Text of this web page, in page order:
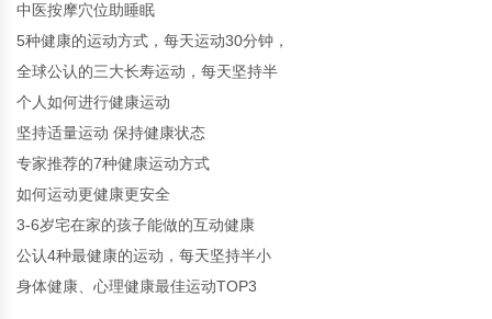
中医按摩穴位助睡眠
5种健康的运动方式，每天运动30分钟，
全球公认的三大长寿运动，每天坚持半
个人如何进行健康运动
坚持适量运动 保持健康状态
专家推荐的7种健康运动方式
如何运动更健康更安全
3-6岁宅在家的孩子能做的互动健康
公认4种最健康的运动，每天坚持半小
身体健康、心理健康最佳运动TOP3